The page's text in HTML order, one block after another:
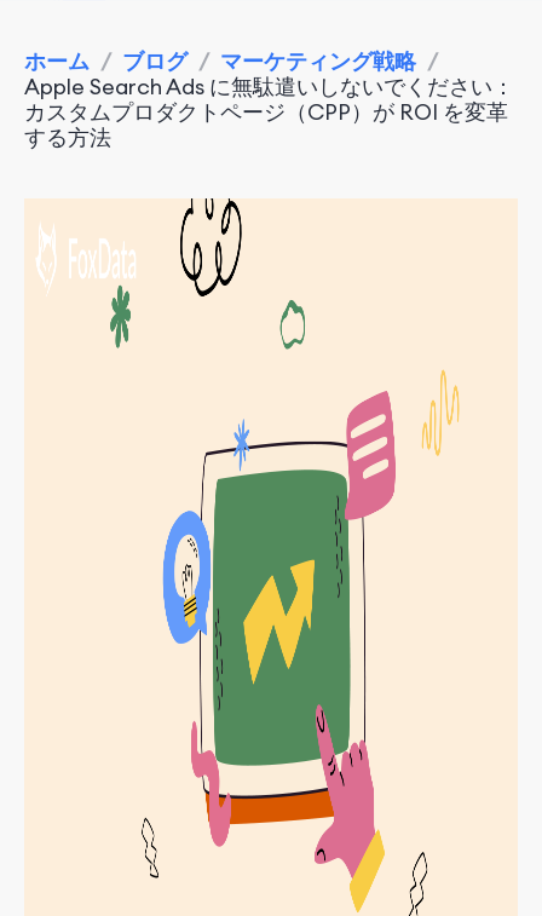
ホーム / ブログ / マーケティング戦略 /
Apple Search Ads に無駄遣いしないでください：
カスタムプロダクトページ（CPP）が ROI を変革
する方法